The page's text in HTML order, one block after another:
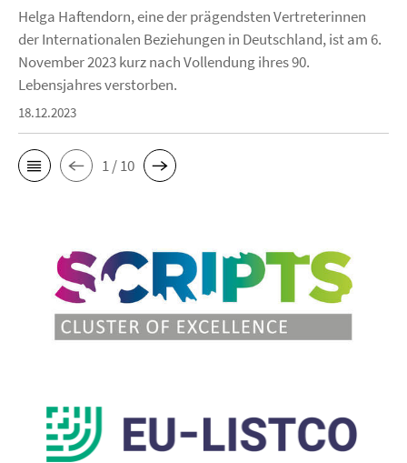
Helga Haftendorn, eine der prägendsten Vertreterinnen
der Internationalen Beziehungen in Deutschland, ist am 6.
November 2023 kurz nach Vollendung ihres 90.
Lebensjahres verstorben.
18.12.2023
1 / 10